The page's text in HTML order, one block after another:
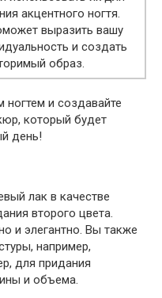
акцентного ногтя.
выразить вашу
и создать
образ.
ногтем и создавайте
который будет
день!
лак в качестве
второго цвета.
и элегантно. Вы также
например,
для придания
и объема.